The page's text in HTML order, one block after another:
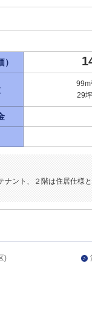
29坪
ント、２階は住居仕様
)